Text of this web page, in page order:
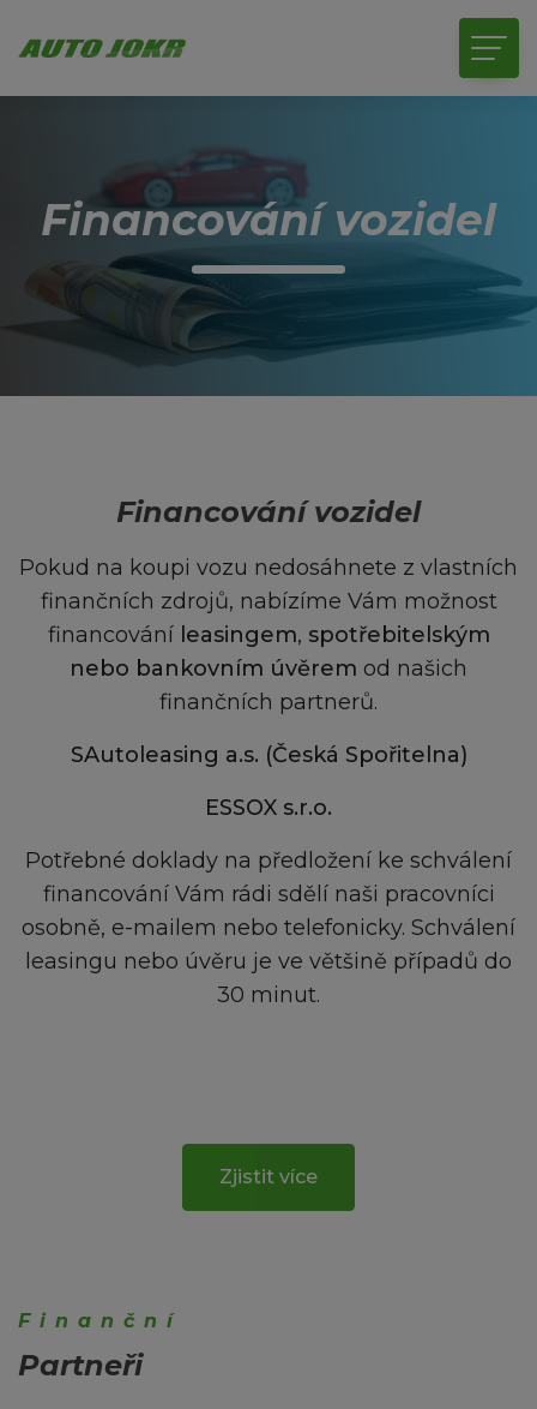
Financování vozidel
Financování vozidel
Pokud na koupi vozu nedosáhnete z vlastních
finančních zdrojů, nabízíme Vám možnost
financování leasingem, spotřebitelským
nebo bankovním úvěrem od našich
finančních partnerů.
SAutoleasing a.s. (Česká Spořitelna)
ESSOX s.r.o.
Potřebné doklady na předložení ke schválení
financování Vám rádi sdělí naši pracovníci
osobně, e-mailem nebo telefonicky. Schválení
leasingu nebo úvěru je ve většině případů do
30 minut.
Zjistit více
Finanční
Partneři